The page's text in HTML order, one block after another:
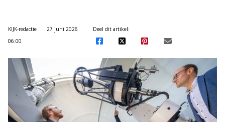
KIJK-redactie
27 juni 2026
06:00
Deel dit artikel: